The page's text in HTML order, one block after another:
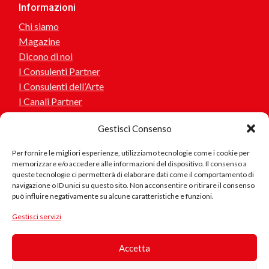
Gestisci Consenso
Per fornire le migliori esperienze, utilizziamo tecnologie come i cookie per
memorizzare e/o accedere alle informazioni del dispositivo. Il consenso a
queste tecnologie ci permetterà di elaborare dati come il comportamento di
navigazione o ID unici su questo sito. Non acconsentire o ritirare il consenso
può influire negativamente su alcune caratteristiche e funzioni.
Gestisci servizi
Accetta
Informazioni
Chi siamo
Magazine
Dicono di noi
I Consulenti Partner
I Consulenti dell’Arte
I Canali Partner
Personalizza la tua maglietta
Biologico
Questo